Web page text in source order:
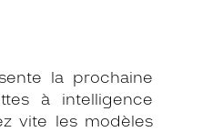
la prochaine
à intelligence
vite les modèles